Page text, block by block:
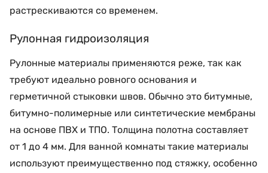
растрескиваются со временем.
Рулонная гидроизоляция
Рулонные материалы применяются реже, так как
требуют идеально ровного основания и
герметичной стыковки швов. Обычно это битумные,
битумно-полимерные или синтетические мембраны
на основе ПВХ и ТПО. Толщина полотна составляет
от 1 до 4 мм. Для ванной комнаты такие материалы
используют преимущественно под стяжку, особенно